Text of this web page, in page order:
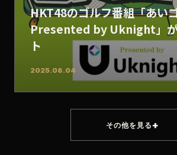
HKT48のゴルフ番組「あい
Presented by Uknight」が
ト
2025.08.04
その他を見る